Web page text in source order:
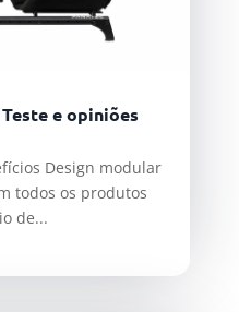
e opiniões
Design modular
todos os produtos
de...